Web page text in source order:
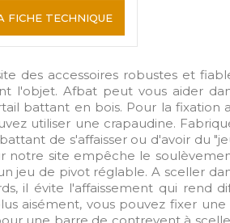
FICHE TECHNIQUE
des accessoires robustes et
l'objet. Afbat peut vous aider
battant en bois. Pour la fixation
utiliser une crapaudine.
de s'affaisser ou d'avoir du
notre site empêche le
jeu de pivot réglable. A sceller
il évite l'affaissement qui rend
aisément, vous pouvez fixer une